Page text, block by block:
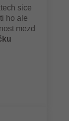
sice
ho ale
mezd